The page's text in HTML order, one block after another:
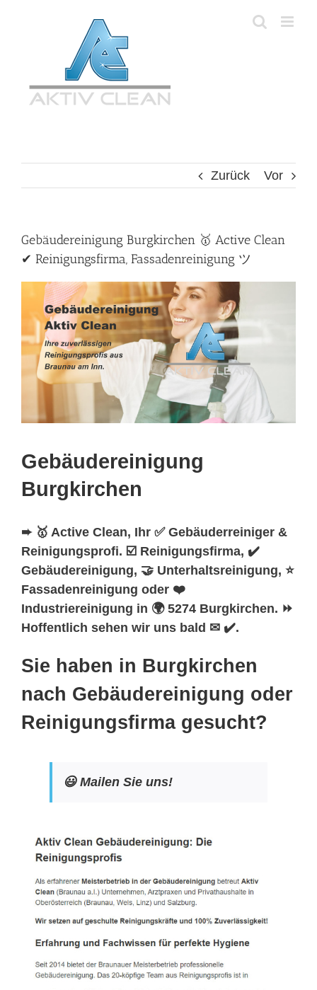
Zurück Vor
Gebäudereinigung Burgkirchen 🥇 Active Clean
✔ Reinigungsfirma, Fassadenreinigung ツ
Gebäudereinigung
Burgkirchen
➨ 🥇 Active Clean, Ihr ✅ Gebäuderreiniger &
Reinigungsprofi. ☑️ Reinigungsfirma, ✔️
Gebäudereinigung, 🤝 Unterhaltsreinigung, ⭐
Fassadenreinigung oder ❤️
Industriereinigung in 🌍 5274 Burgkirchen. ⏩
Hoffentlich sehen wir uns bald ✉ ✔️.
Sie haben in Burgkirchen
nach Gebäudereinigung oder
Reinigungsfirma gesucht?
😃 Mailen Sie uns!